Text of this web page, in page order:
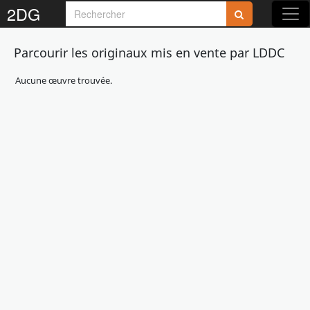
2DG
Parcourir les originaux mis en vente par LDDC
Aucune œuvre trouvée.